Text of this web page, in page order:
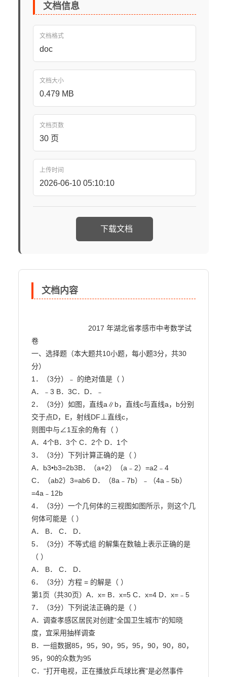
文档信息
文档格式
doc
文档大小
0.479 MB
文档页数
30 页
上传时间
2026-06-10 05:10:10
下载文档
文档内容